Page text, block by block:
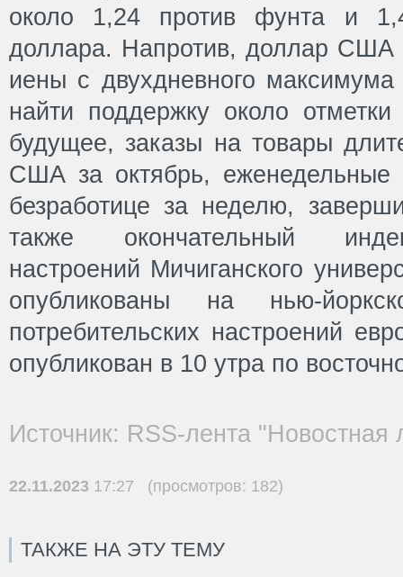
около 1,24 против фунта и
доллара. Напротив, доллар США
иены с двухдневного
найти поддержку около
будущее, заказы на товары
США за октябрь, еженедельные
безработице за неделю,
также окончательный
настроений Мичиганского
опубликованы на нью-
потребительских настроений
опубликован в 10 утра по
Источник: RSS-лента "Новостная
22.11.2023 17:27 (просмотров: 182)
ТАКЖЕ НА ЭТУ ТЕМУ